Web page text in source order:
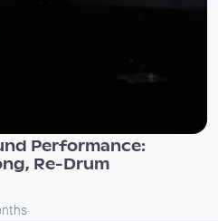
Performance:
Re-Drum